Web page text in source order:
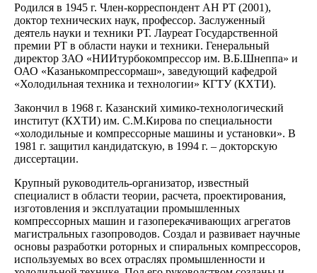
Родился в 1945 г. Член-корреспондент АН РТ (2001),
доктор технических наук, профессор. Заслуженный
деятель науки и техники РТ. Лауреат Государственной
премии РТ в области науки и техники. Генеральный
директор ЗАО «НИИтурбокомпрессор им. В.Б.Шнеппа» и
ОАО «Казанькомпрессормаш», заведующий кафедрой
«Холодильная техника и технологии» КГТУ (КХТИ).
Закончил в 1968 г. Казанский химико-технологический
институт (КХТИ) им. С.М.Кирова по специальности
«холодильные и компрессорные машины и установки». В
1981 г. защитил кандидатскую, в 1994 г. – докторскую
диссертации.
Крупный руководитель-организатор, известный
специалист в области теории, расчета, проектирования,
изготовления и эксплуатации промышленных
компрессорных машин и газоперекачивающих агрегатов
магистральных газопроводов. Создал и развивает научные
основы разработки роторных и спиральных компрессоров,
используемых во всех отраслях промышленности и